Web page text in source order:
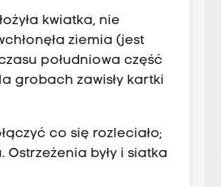
kwiatka, nie
ziemia (jest
południowa część
grobach zawisły kartki
co się rozleciało;
były i siatka